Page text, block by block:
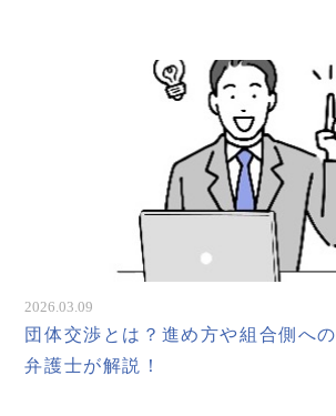
2026.03.09
団体交渉とは？進め方や組合側へ
弁護士が解説！